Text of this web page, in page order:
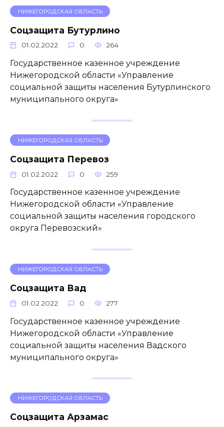
НИЖЕГОРОДСКАЯ ОБЛАСТЬ
Соцзащита Бутурлино
01.02.2022 0 264
Государственное казенное учреждение
Нижегородской области «Управление
социальной защиты населения Бутурлинского
муниципального округа»
НИЖЕГОРОДСКАЯ ОБЛАСТЬ
Соцзащита Перевоз
01.02.2022 0 259
Государственное казенное учреждение
Нижегородской области «Управление
социальной защиты населения городского
округа Перевозский»
НИЖЕГОРОДСКАЯ ОБЛАСТЬ
Соцзащита Вад
01.02.2022 0 277
Государственное казенное учреждение
Нижегородской области «Управление
социальной защиты населения Вадского
муниципального округа»
НИЖЕГОРОДСКАЯ ОБЛАСТЬ
Соцзащита Арзамас